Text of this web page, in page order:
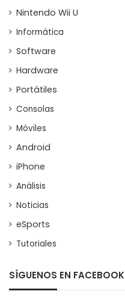
Nintendo Wii U
Informática
Software
Hardware
Portátiles
Consolas
Móviles
Android
iPhone
Análisis
Noticias
eSports
Tutoriales
SÍGUENOS EN FACEBOOK